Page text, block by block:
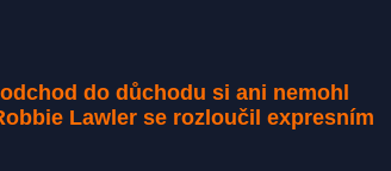
do důchodu si ani nemohl
Lawler se rozloučil expresním